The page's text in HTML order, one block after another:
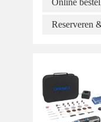
Reserveren